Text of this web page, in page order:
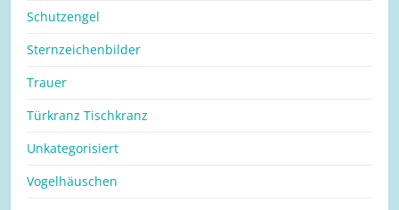
Schutzengel
Sternzeichenbilder
Trauer
Türkranz Tischkranz
Unkategorisiert
Vogelhäuschen